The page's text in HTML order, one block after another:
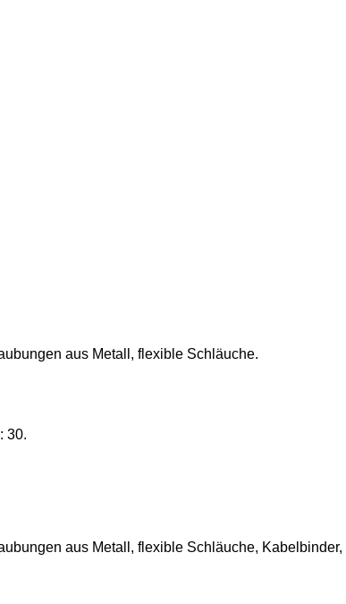
aus Metall, flexible Schläuche.
30.
aus Metall, flexible Schläuche, Kabelbinder,